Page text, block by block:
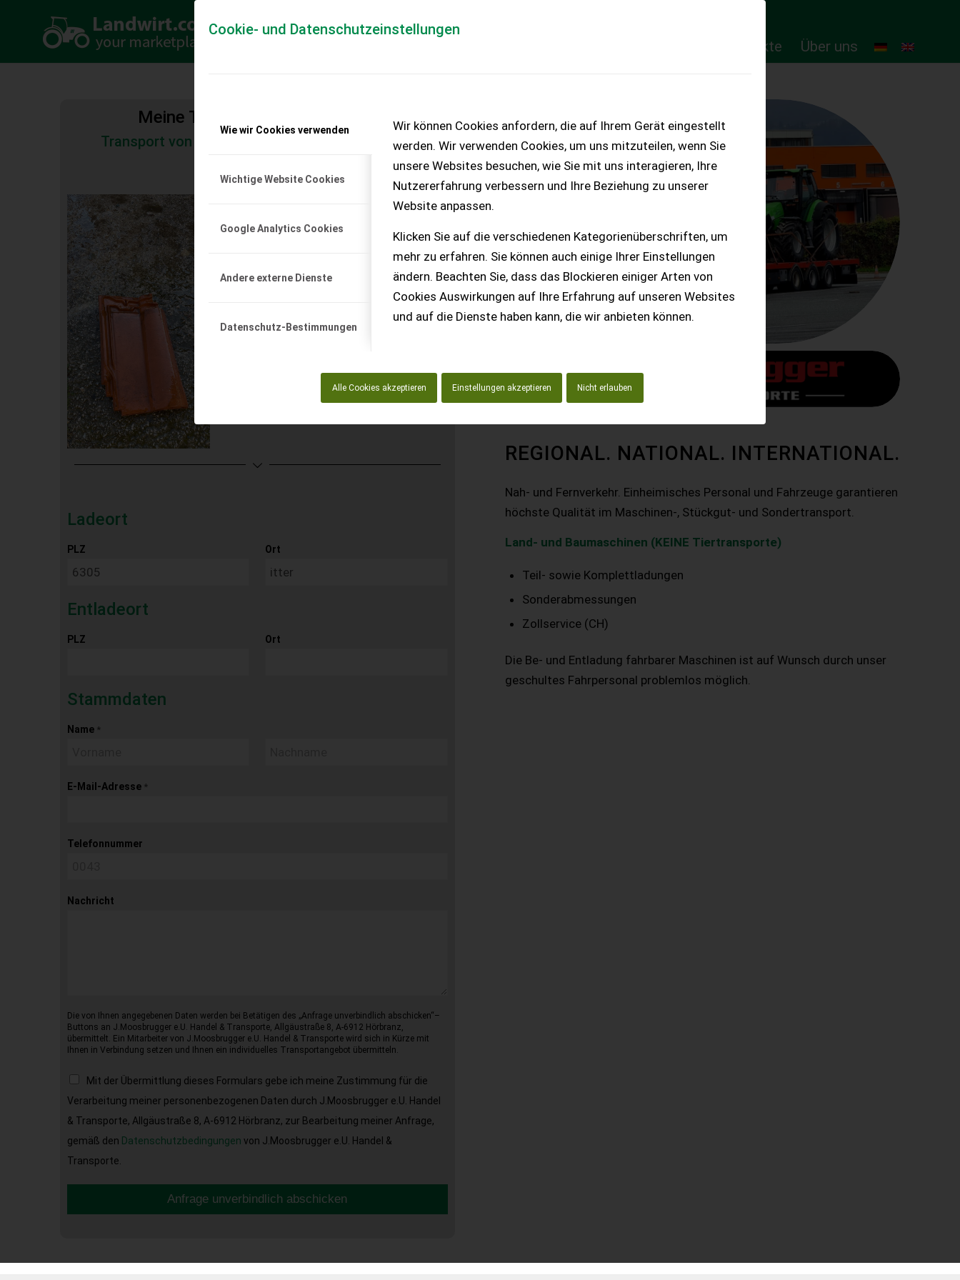
Cookie- und Datenschutzeinstellungen
Wie wir Cookies verwenden
Wichtige Website Cookies
Google Analytics Cookies
Andere externe Dienste
Datenschutz-Bestimmungen
Wir können Cookies anfordern, die auf Ihrem Gerät eingestellt
werden. Wir verwenden Cookies, um uns mitzuteilen, wenn Sie
unsere Websites besuchen, wie Sie mit uns interagieren, Ihre
Nutzererfahrung verbessern und Ihre Beziehung zu unserer
Website anpassen.
Klicken Sie auf die verschiedenen Kategorienüberschriften, um
mehr zu erfahren. Sie können auch einige Ihrer Einstellungen
ändern. Beachten Sie, dass das Blockieren einiger Arten von
Cookies Auswirkungen auf Ihre Erfahrung auf unseren Websites
und auf die Dienste haben kann, die wir anbieten können.
Alle Cookies akzeptieren Einstellungen akzeptieren Nicht erlauben
Online-Produkte Über uns
Meine Transportkostenanfrage
Transport von Land- und Baumaschinen – KEINE
pro Stk., € 2,-.
Ladeort
PLZ Ort
Entladeort
PLZ Ort
Stammdaten
Name *
E-Mail-Adresse *
Telefonnummer
Nachricht
Die von Ihnen angegebenen Daten werden bei Betätigen des „Anfrage unverbindlich abschicken“–
Buttons an J.Moosbrugger e.U. Handel & Transporte, Allgäustraße 8, A-6912 Hörbranz,
übermittelt. Ein Mitarbeiter von J.Moosbrugger e.U. Handel & Transporte wird sich in Kürze mit
Ihnen in Verbindung setzen und Ihnen ein individuelles Transportangebot übermitteln.
Mit der Übermittlung dieses Formulars gebe ich meine Zustimmung für die
Verarbeitung meiner personenbezogenen Daten durch J.Moosbrugger e.U. Handel
& Transporte, Allgäustraße 8, A-6912 Hörbranz, zur Bearbeitung meiner Anfrage,
gemäß den Datenschutzbedingungen von J.Moosbrugger e.U. Handel &
Transporte.
Anfrage unverbindlich abschicken
REGIONAL. NATIONAL. INTERNATIONAL.
Nah- und Fernverkehr. Einheimisches Personal und Fahrzeuge garantieren
höchste Qualität im Maschinen-, Stückgut- und Sondertransport.
Land- und Baumaschinen (KEINE Tiertransporte)
Teil- sowie Komplettladungen
Sonderabmessungen
Zollservice (CH)
Die Be- und Entladung fahrbarer Maschinen ist auf Wunsch durch unser
geschultes Fahrpersonal problemlos möglich.